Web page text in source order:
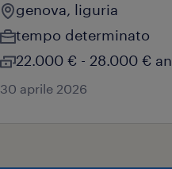
genova, liguria
tempo determinato
22.000 € - 28.000 €
30 aprile 2026